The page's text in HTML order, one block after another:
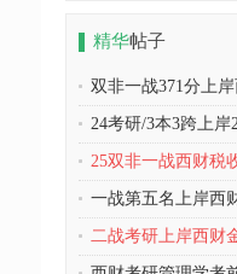
精华帖子
双非一战371分上
24考研/3本3跨上岸
25双非一战西财税
一战第五名上岸西
二战考研上岸西财